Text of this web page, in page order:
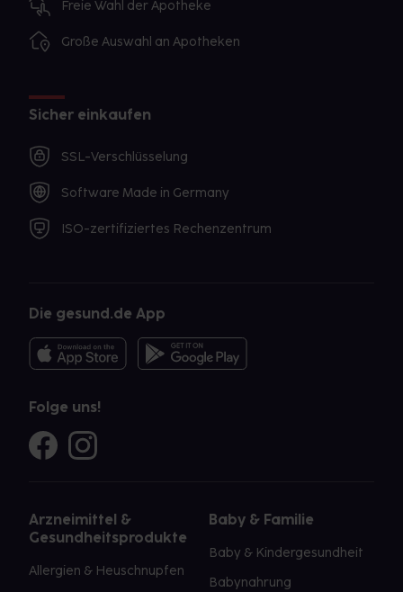
Freie Wahl der Apotheke
Große Auswahl an Apotheken
Sicher einkaufen
SSL-Verschlüsselung
Software Made in Germany
ISO-zertifiziertes Rechenzentrum
Die gesund.de App
Folge uns!
Arzneimittel &
Gesundheitsprodukte
Allergien & Heuschnupfen
Baby & Familie
Baby & Kindergesundheit
Babynahrung